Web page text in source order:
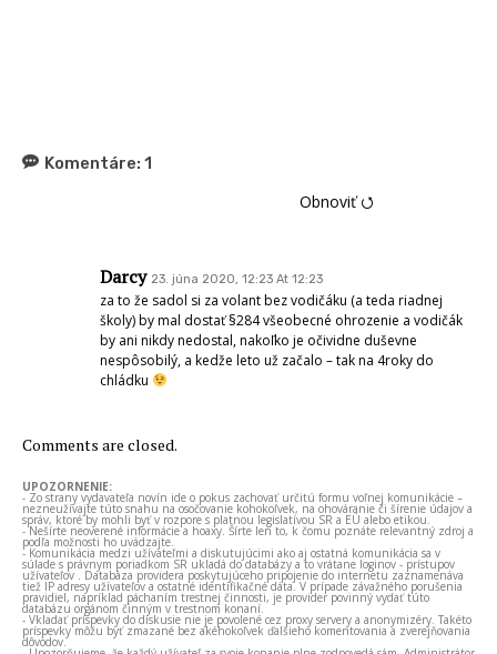
Komentáre: 1
Obnoviť ⭯
Darcy 23. júna 2020, 12:23 At 12:23
za to že sadol si za volant bez vodičáku (a teda riadnej
školy) by mal dostať §284 všeobecné ohrozenie a vodičák
by ani nikdy nedostal, nakoľko je očividne duševne
nespôsobilý, a kedže leto už začalo – tak na 4roky do
chládku
Comments are closed.
UPOZORNENIE:
- Zo strany vydavateľa novín ide o pokus zachovať určitú formu voľnej komunikácie –
nezneužívajte túto snahu na osočovanie kohokoľvek, na ohováranie či šírenie údajov a
správ, ktoré by mohli byť v rozpore s platnou legislatívou SR a EÚ alebo etikou.
- Nešírte neoverené informácie a hoaxy. Šírte len to, k čomu poznáte relevantný zdroj a
podľa možnosti ho uvádzajte.
- Komunikácia medzi užívateľmi a diskutujúcimi ako aj ostatná komunikácia sa v
súlade s právnym poriadkom SR ukladá do databázy a to vrátane loginov - prístupov
užívateľov . Databáza providera poskytujúceho pripojenie do internetu zaznamenáva
tiež IP adresy užívateľov a ostatné identifikačné dáta. V prípade závažného porušenia
pravidiel, napríklad páchaním trestnej činnosti, je provider povinný vydať túto
databázu orgánom činným v trestnom konaní.
- Vkladať príspevky do diskusie nie je povolené cez proxy servery a anonymizéry. Takéto
príspevky môžu byť zmazané bez akéhokoľvek ďalšieho komentovania a zverejňovania
dôvodov.